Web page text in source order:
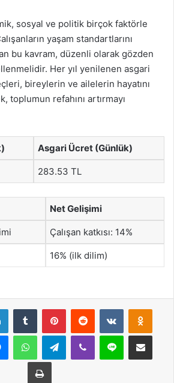
sosyal ve politik birçok faktörle
yaşam standartlarını
bu kavram, düzenli olarak gözden
Her yıl yenilenen asgari
bireylerin ve ailelerin hayatını
toplumun refahını artırmayı
Asgari Ücret (Günlük)
283.53 TL
Net Gelişimi
Çalışan katkısı: 14%
16% (ilk dilim)
LinkedInTumblr PinterestReddit VKontakte
MessengerWhatsAppTelegramViber Line E-Posta ile
Yazdır